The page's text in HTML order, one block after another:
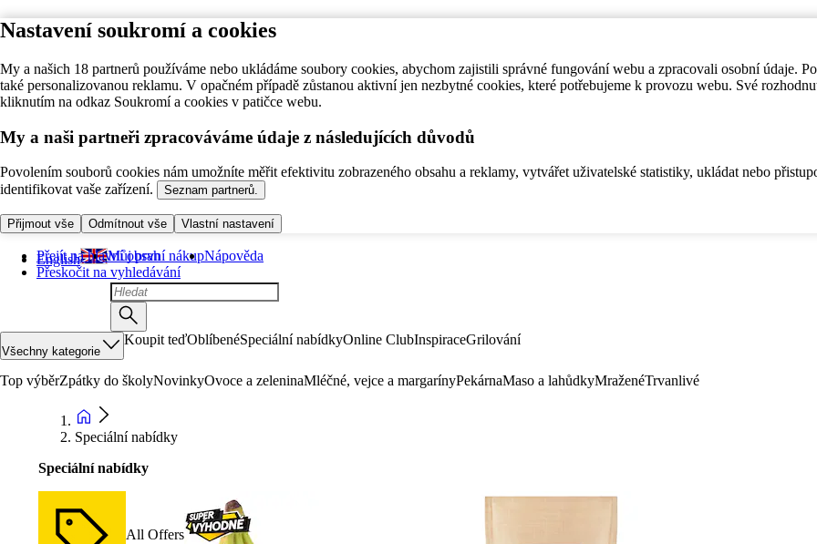
Nastavení soukromí a cookies
My a našich 18 partnerů používáme nebo ukládáme soubory cookies, abychom zajistili správné fungování webu a zpracovali osobní údaje.
také personalizovanou reklamu. V opačném případě zůstanou aktivní jen nezbytné cookies, které potřebujeme k provozu webu. Své
kliknutím na odkaz Soukromí a cookies v patičce webu.
My a naši partneři zpracováváme údaje z následujících důvodů
Povolením souborů cookies nám umožníte měřit efektivitu zobrazeného obsahu a reklamy, vytvářet uživatelské statistiky, ukládat nebo
identifikovat vaše zařízení.
Seznam partnerů.
Přijmout vše Odmítnout vše Vlastní nastavení
Přejít na hlavní obsah
Přeskočit na vyhledávání
English Můj první nákupNápověda
Všechny kategorie
Koupit teďOblíbenéSpeciální nabídkyOnline ClubInspiraceGrilování
Top výběrZpátky do školyNovinkyOvoce a zeleninaMléčné, vejce a margarínyPekárnaMaso a lahůdkyMraženéTrvanlivé
Speciální nabídky
Speciální nabídky
All Offers